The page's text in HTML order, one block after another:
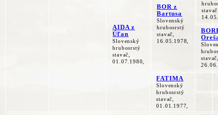
AIDA z
Úľan
Slovenský
hrubosrstý
stavač,
01.07.1980,
BOR z
Bartusa
Slovenský
hrubosrstý
stavač,
16.05.1978,
FATIMA
Slovenský
hrubosrstý
stavač,
01.01.1977,